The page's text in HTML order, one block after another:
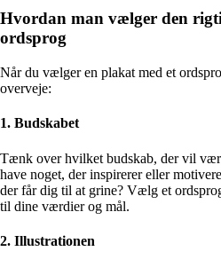
Hvordan man vælger den
ordsprog
Når du vælger en plakat med et
overveje:
1. Budskabet
Tænk over hvilket budskab, der vil
have noget, der inspirerer eller
der får dig til at grine? Vælg et
til dine værdier og mål.
2. Illustrationen